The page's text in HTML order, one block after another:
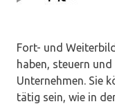
Fort- und
haben, steuern
Unternehmen. Sie
tätig sein, wie in